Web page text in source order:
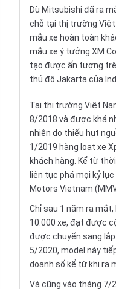
Dù Mitsubishi đã ra
chỗ tại thị trường Việt
mẫu xe hoàn toàn
mẫu xe ý tưởng XM
tạo được ấn tượng
thủ đô Jakarta của
Tại thị trường Việt
8/2018 và được khá
nhiên do thiếu hụt
1/2019 hàng loạt xe
khách hàng. Kể từ
liên tục phá mọi kỷ
Motors Vietnam
Chỉ sau 1 năm ra mắt,
10.000 xe, đạt được
được chuyển sang
5/2020, model này
doanh số kể từ khi ra
Và cũng vào tháng 7/